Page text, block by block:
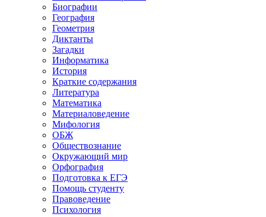
Биографии
География
Геометрия
Диктанты
Загадки
Информатика
История
Краткие содержания
Литература
Математика
Материаловедение
Мифология
ОБЖ
Обществознание
Окружающий мир
Орфография
Подготовка к ЕГЭ
Помощь студенту
Правоведение
Психология